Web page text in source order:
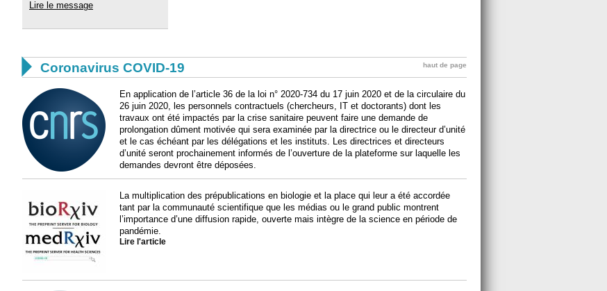
Lire le message
 Coronavirus COVID-19 haut de page
En application de l’article 36 de la loi n° 2020-734 du 17 juin 2020 et de la circulaire du
26 juin 2020, les personnels contractuels (chercheurs, IT et doctorants) dont les
travaux ont été impactés par la crise sanitaire peuvent faire une demande de
prolongation dûment motivée qui sera examinée par la directrice ou le directeur d’unité
et le cas échéant par les délégations et les instituts. Les directrices et directeurs
d’unité seront prochainement informés de l’ouverture de la plateforme sur laquelle les
demandes devront être déposées.
La multiplication des prépublications en biologie et la place qui leur a été accordée
tant par la communauté scientifique que les médias ou le grand public montrent
l’importance d’une diffusion rapide, ouverte mais intègre de la science en période de
pandémie.
Lire l'article